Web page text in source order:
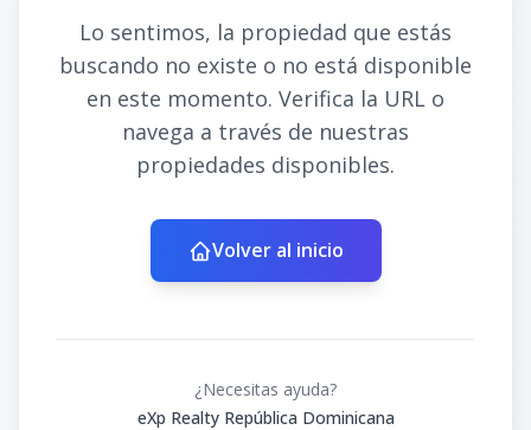
Lo sentimos, la propiedad que estás
buscando no existe o no está disponible
en este momento. Verifica la URL o
navega a través de nuestras
propiedades disponibles.
Volver al inicio
¿Necesitas ayuda?
eXp Realty República Dominicana